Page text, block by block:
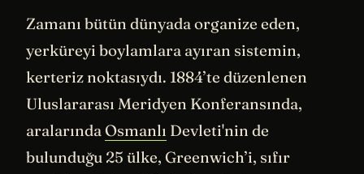
Zamanı bütün dünyada organize eden,
yerküreyi boylamlara ayıran sistemin,
kerteriz noktasıydı. 1884’te düzenlenen
Uluslararası Meridyen Konferansında,
aralarındaOsmanlı Devleti'nin de
bulunduğu 25 ülke, Greenwich’i, sıfır